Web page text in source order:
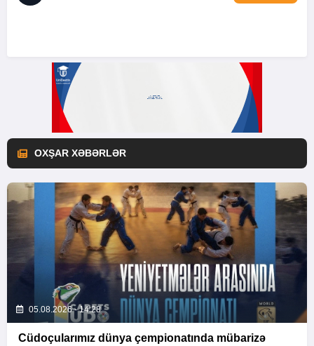
OXŞAR XƏBƏRLƏR
05.08.2026 - 14:28
Cüdoçularımız dünya çempionatında mübarizə